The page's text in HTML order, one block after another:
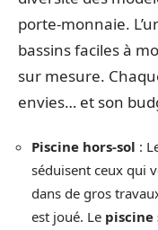
porte-monnaie.
bassins faciles à
sur mesure.
envies… et son
Piscine hors-sol :
séduisent ceux qui
dans de gros
est joué. Le piscine